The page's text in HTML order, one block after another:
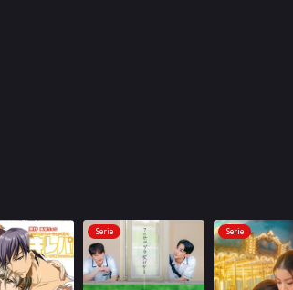
Serie Serie